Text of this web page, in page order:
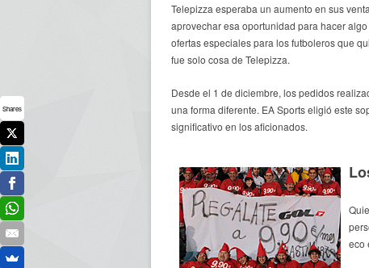
Telepizza esperaba un aumento en sus
aprovechar esa oportunidad para hacer
ofertas especiales para los futboleros que
fue solo cosa de Telepizza.
Desde el 1 de diciembre, los pedidos
una forma diferente. EA Sports eligió este
significativo en los aficionados.
eco
Shares